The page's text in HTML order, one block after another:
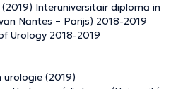
Interuniversitair diploma in
Nantes – Parijs) 2018-2019
Urology 2018-2019
(2019)